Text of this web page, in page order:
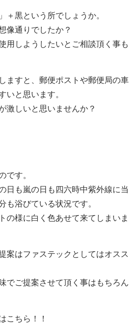
＋黒という所でしょうか。
像通りでしたか？
用しようしたいとご相談頂く事も
ますと、郵便ポストや郵便局の車
いと思います。
激しいと思いませんか？
です。
日も嵐の日も四六時中紫外線に当
も浴びている状況です。
の様に白く色あせて来てしまいま
案はファステックとしてはオスス
でご提案させて頂く事はもちろん
こちら！！